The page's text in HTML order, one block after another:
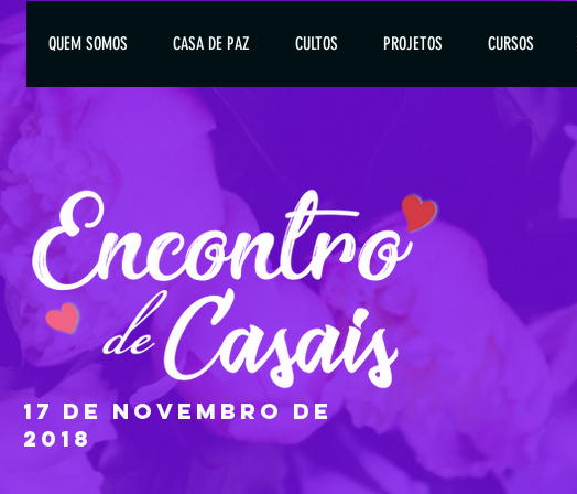
QUEM SOMOS CASA DE PAZ CULTOS PROJETOS CURSOS
17 de novembro de
2018